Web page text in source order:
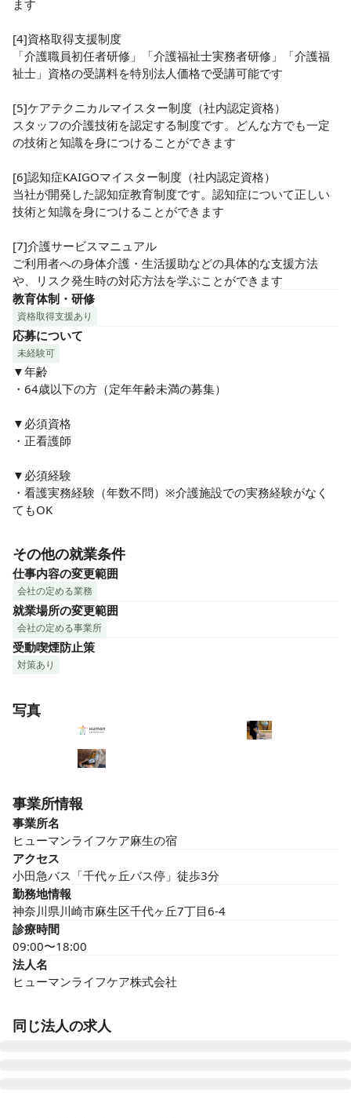
ます
[4]資格取得支援制度
「介護職員初任者研修」「介護福祉士実務者研修」「介護福
祉士」資格の受講料を特別法人価格で受講可能です
[5]ケアテクニカルマイスター制度（社内認定資格）
スタッフの介護技術を認定する制度です。どんな方でも一定
の技術と知識を身につけることができます
[6]認知症KAIGOマイスター制度（社内認定資格）
当社が開発した認知症教育制度です。認知症について正しい
技術と知識を身につけることができます
[7]介護サービスマニュアル
ご利用者への身体介護・生活援助などの具体的な支援方法
や、リスク発生時の対応方法を学ぶことができます
教育体制・研修
資格取得支援あり
応募について
未経験可
▼年齢
・64歳以下の方（定年年齢未満の募集）
▼必須資格
・正看護師
▼必須経験
・看護実務経験（年数不問）※介護施設での実務経験がなく
てもOK
その他の就業条件
仕事内容の変更範囲
会社の定める業務
就業場所の変更範囲
会社の定める事業所
受動喫煙防止策
対策あり
写真
事業所情報
事業所名
ヒューマンライフケア麻生の宿
アクセス
小田急バス「千代ヶ丘バス停」徒歩3分
勤務地情報
神奈川県川崎市麻生区千代ヶ丘7丁目6-4
診療時間
09:00〜18:00
法人名
ヒューマンライフケア株式会社
同じ法人の求人